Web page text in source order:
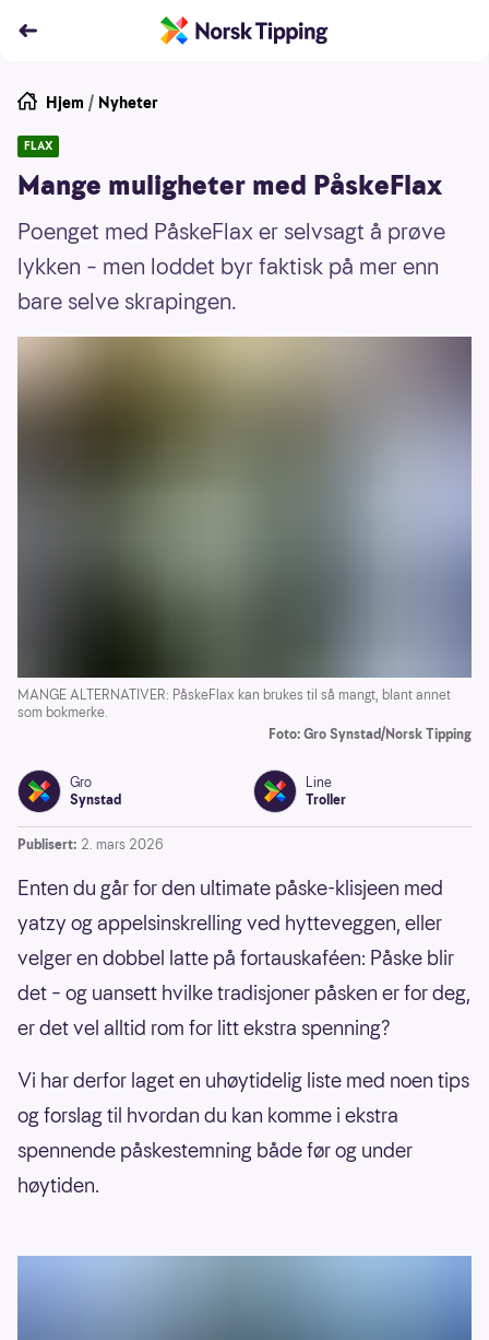
Hjem / Nyheter
FLAX
Mange muligheter med PåskeFlax
Poenget med PåskeFlax er selvsagt å prøve
lykken – men loddet byr faktisk på mer enn
bare selve skrapingen.
MANGE ALTERNATIVER: PåskeFlax kan brukes til så mangt, blant annet
som bokmerke.
Foto: Gro Synstad/Norsk Tipping
Gro
Synstad
Line
Troller
Publisert: 2. mars 2026
Enten du går for den ultimate påske-klisjeen med
yatzy og appelsinskrelling ved hytteveggen, eller
velger en dobbel latte på fortauskaféen: Påske blir
det – og uansett hvilke tradisjoner påsken er for deg,
er det vel alltid rom for litt ekstra spenning?
Vi har derfor laget en uhøytidelig liste med noen tips
og forslag til hvordan du kan komme i ekstra
spennende påskestemning både før og under
høytiden.